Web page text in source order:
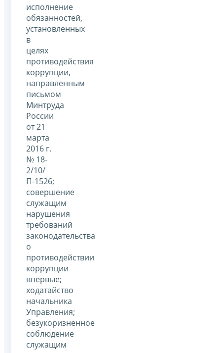
исполнение
обязанностей,
установленных
в
целях
противодействия
коррупции,
направленным
письмом
Минтруда
России
от 21
марта
2016 г.
№ 18-
2/10/
П-1526;
совершение
служащим
нарушения
требований
законодательства
о
противодействии
коррупции
впервые;
ходатайство
начальника
Управления;
безукоризненное
соблюдение
служащим